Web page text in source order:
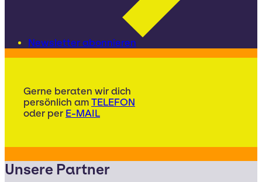
Newsletter abonnieren
Gerne beraten wir dich
persönlich am TELEFON
oder per E-MAIL
Unsere Partner